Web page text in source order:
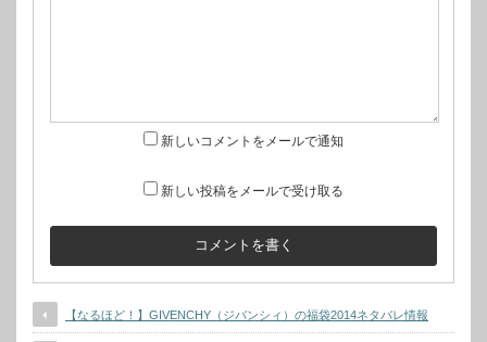
新しいコメントをメールで通知
新しい投稿をメールで受け取る
【なるほど！】GIVENCHY（ジバンシィ）の福袋2014ネタバレ情報